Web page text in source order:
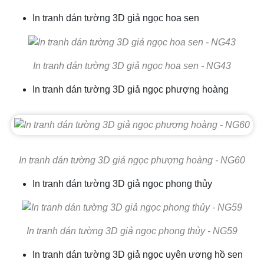
In tranh dán tường 3D giả ngọc hoa sen
In tranh dán tường 3D giả ngọc hoa sen - NG43
In tranh dán tường 3D giả ngọc phượng hoàng
In tranh dán tường 3D giả ngọc phượng hoàng - NG60
In tranh dán tường 3D giả ngọc phong thủy
In tranh dán tường 3D giả ngọc phong thủy - NG59
In tranh dán tường 3D giả ngọc uyên ương hồ sen